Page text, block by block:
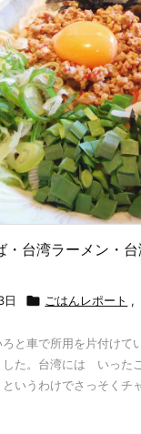
・台湾ラーメン・
日  ごはんレポート ,
と車で所用を片付けて
した。台湾には いった
いうわけでさっそくチ